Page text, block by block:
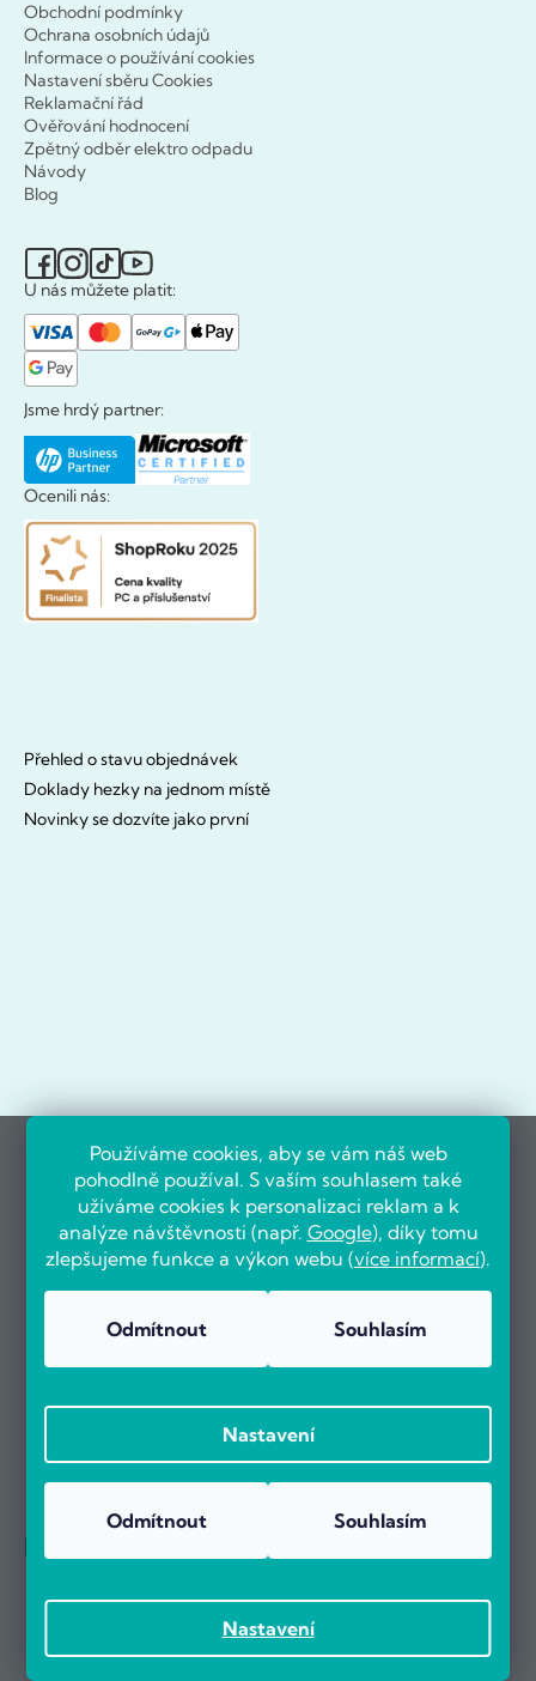
Používáme cookies, aby se vám náš web
pohodlně používal. S vaším souhlasem také
užíváme cookies k personalizaci reklam a k
analýze návštěvnosti (např. Google), díky tomu
zlepšujeme funkce a výkon webu (více informací).
Nastavení
Odmítnout Souhlasím
Nastavení
Odmítnout Souhlasím
Obchodní podmínky
Ochrana osobních údajů
Informace o používání cookies
Nastavení sběru Cookies
Reklamační řád
Ověřování hodnocení
Zpětný odběr elektro odpadu
Návody
Blog
U nás můžete platit:
Jsme hrdý partner:
Ocenili nás:
Přehled o stavu objednávek
Doklady hezky na jednom místě
Novinky se dozvíte jako první
OVĚŘENO ZÁKAZNÍKY
Už více než 5000 zákazníků nás doporučuje na základě recenzí
na portálu Heureka.cz.
Recenze zákazníků z Heureky
Reference firem